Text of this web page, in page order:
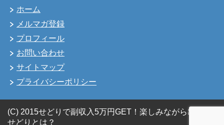
ホーム
メルマガ登録
プロフィール
お問い合わせ
サイトマップ
プライバシーポリシー
(C) 2015せどりで副収入5万円GET！楽しみながら出来る
せどりとは？